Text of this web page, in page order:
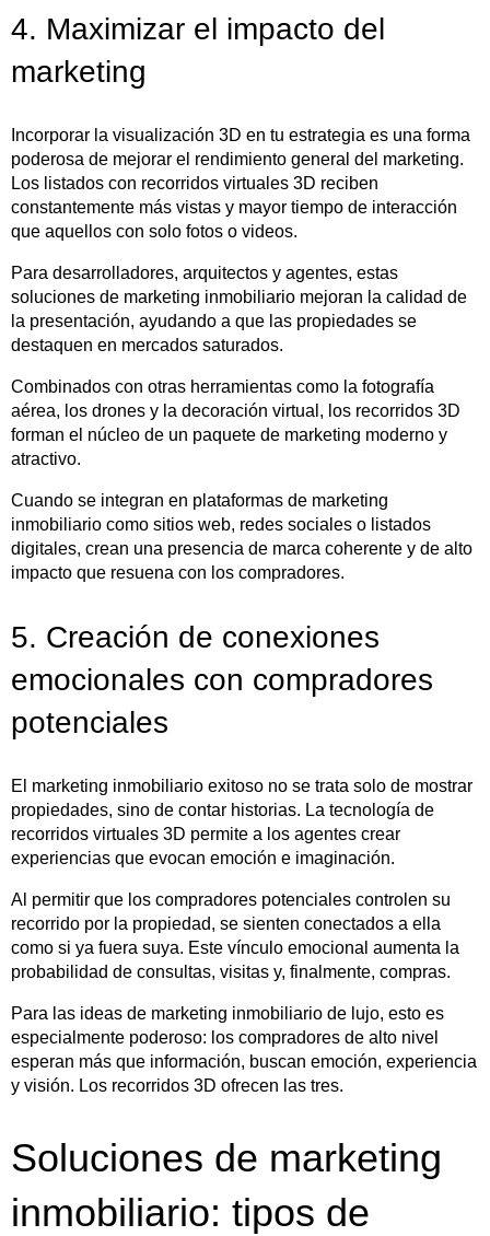
4. Maximizar el impacto del
marketing
Incorporar la visualización 3D en tu estrategia es una forma
poderosa de mejorar el rendimiento general del marketing.
Los listados con recorridos virtuales 3D reciben
constantemente más vistas y mayor tiempo de interacción
que aquellos con solo fotos o videos.
Para desarrolladores, arquitectos y agentes, estas
soluciones de marketing inmobiliario mejoran la calidad de
la presentación, ayudando a que las propiedades se
destaquen en mercados saturados.
Combinados con otras herramientas como la fotografía
aérea, los drones y la decoración virtual, los recorridos 3D
forman el núcleo de un paquete de marketing moderno y
atractivo.
Cuando se integran en plataformas de marketing
inmobiliario como sitios web, redes sociales o listados
digitales, crean una presencia de marca coherente y de alto
impacto que resuena con los compradores.
5. Creación de conexiones
emocionales con compradores
potenciales
El marketing inmobiliario exitoso no se trata solo de mostrar
propiedades, sino de contar historias. La tecnología de
recorridos virtuales 3D permite a los agentes crear
experiencias que evocan emoción e imaginación.
Al permitir que los compradores potenciales controlen su
recorrido por la propiedad, se sienten conectados a ella
como si ya fuera suya. Este vínculo emocional aumenta la
probabilidad de consultas, visitas y, finalmente, compras.
Para las ideas de marketing inmobiliario de lujo, esto es
especialmente poderoso: los compradores de alto nivel
esperan más que información, buscan emoción, experiencia
y visión. Los recorridos 3D ofrecen las tres.
Soluciones de marketing
inmobiliario: tipos de